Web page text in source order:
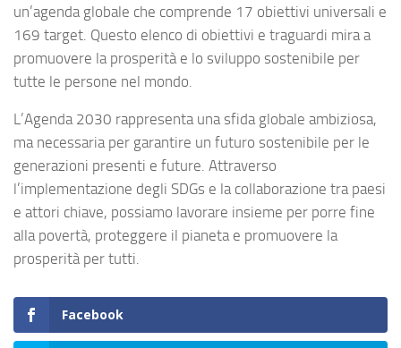
un’agenda globale che comprende 17 obiettivi universali e
169 target. Questo elenco di obiettivi e traguardi mira a
promuovere la prosperità e lo sviluppo sostenibile per
tutte le persone nel mondo.
L’Agenda 2030 rappresenta una sfida globale ambiziosa,
ma necessaria per garantire un futuro sostenibile per le
generazioni presenti e future. Attraverso
l’implementazione degli SDGs e la collaborazione tra paesi
e attori chiave, possiamo lavorare insieme per porre fine
alla povertà, proteggere il pianeta e promuovere la
prosperità per tutti.
Facebook